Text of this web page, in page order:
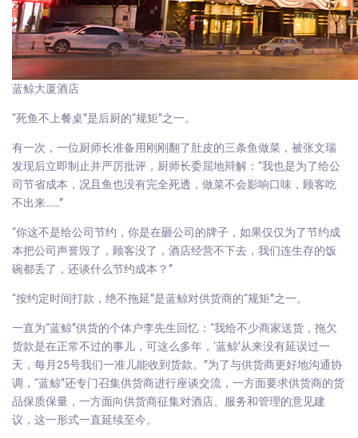
蓝鲸大厦酒店
“死鱼不上餐桌”是后厨的“规矩”之一。
有一次，一位厨师长准备用刚刚翻了肚皮的三条鱼做菜，被张文瑞
发现后立即制止并严厉批评，厨师长委屈地辩解：“我也是为了给公
司节省成本，况且鱼也没有完全死透，做菜不会影响口味，顾客吃
不出来……”
“你这不是给公司节约，你是在砸公司的牌子，如果仅仅为了节约成
本把公司声誉毁了，顾客没了，酒店经营不下去，我们连生存的饭
碗都丢了，还谈什么节约成本？”
“按约定时间打款，绝不拖延”是蓝鲸对供货商的“规矩”之一。
一直为“蓝鲸”供货的个体户李先生回忆：“我给不少商家送货，拖欠
货款是在正常不过的事儿，可这么多年，‘蓝鲸’从来没有延误过一
天，每月25号我们一准儿能收到货款。”为了与供货商更好地沟通协
调，“蓝鲸”还专门召集供货商进行座谈交流，一方面要求供货商的货
品保质保量，一方面向供货商征集对酒店、服务和管理的意见建
议，这一形式一直延续至今。